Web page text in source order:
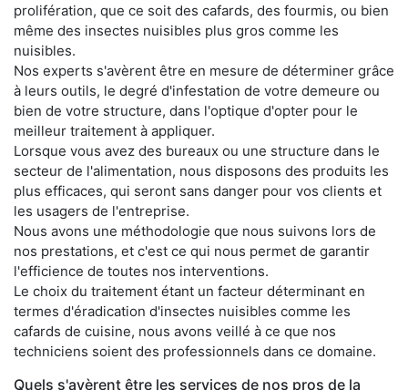
prolifération, que ce soit des cafards, des fourmis, ou bien
même des insectes nuisibles plus gros comme les
nuisibles.
Nos experts s'avèrent être en mesure de déterminer grâce
à leurs outils, le degré d'infestation de votre demeure ou
bien de votre structure, dans l'optique d'opter pour le
meilleur traitement à appliquer.
Lorsque vous avez des bureaux ou une structure dans le
secteur de l'alimentation, nous disposons des produits les
plus efficaces, qui seront sans danger pour vos clients et
les usagers de l'entreprise.
Nous avons une méthodologie que nous suivons lors de
nos prestations, et c'est ce qui nous permet de garantir
l'efficience de toutes nos interventions.
Le choix du traitement étant un facteur déterminant en
termes d'éradication d'insectes nuisibles comme les
cafards de cuisine, nous avons veillé à ce que nos
techniciens soient des professionnels dans ce domaine.
Quels s'avèrent être les services de nos pros de la